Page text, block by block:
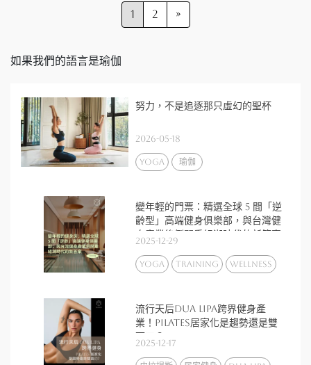
1 2 »
如果我們的語言是瑜伽
努力，不是追逐那只虛幻的聖杯
2026-05-18
yoga 瑜伽
變年輕的門票：精選全球 5 間「逆
齡型」高端健身俱樂部，與台灣健
身產業後倒閉重組潮時代的新答案
2025-12-29
yoga training wellness
流行天后Dua Lipa跨界健身產
業！Pilates居家化是趨勢還是雙
面刃？
2025-12-17